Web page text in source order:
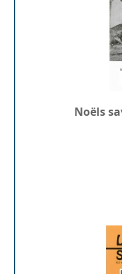
Noëls